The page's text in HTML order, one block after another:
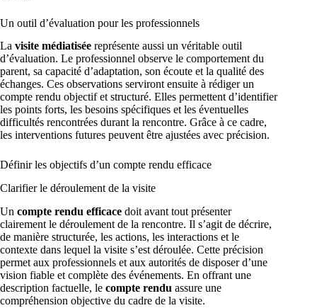
Un outil d’évaluation pour les professionnels
La visite médiatisée représente aussi un véritable outil
d’évaluation. Le professionnel observe le comportement du
parent, sa capacité d’adaptation, son écoute et la qualité des
échanges. Ces observations serviront ensuite à rédiger un
compte rendu objectif et structuré. Elles permettent d’identifier
les points forts, les besoins spécifiques et les éventuelles
difficultés rencontrées durant la rencontre. Grâce à ce cadre,
les interventions futures peuvent être ajustées avec précision.
Définir les objectifs d’un compte rendu efficace
Clarifier le déroulement de la visite
Un compte rendu efficace doit avant tout présenter
clairement le déroulement de la rencontre. Il s’agit de décrire,
de manière structurée, les actions, les interactions et le
contexte dans lequel la visite s’est déroulée. Cette précision
permet aux professionnels et aux autorités de disposer d’une
vision fiable et complète des événements. En offrant une
description factuelle, le compte rendu assure une
compréhension objective du cadre de la visite.